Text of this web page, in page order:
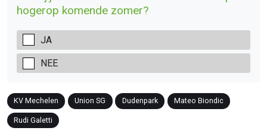
hogerop komende zomer?
JA
NEE
KV Mechelen Union SG Dudenpark Mateo Biondic
Rudi Galetti